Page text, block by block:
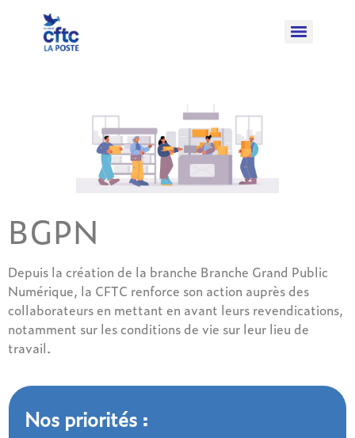
BGPN
Depuis la création de la branche Branche Grand Public
Numérique, la CFTC renforce son action auprès des
collaborateurs en mettant en avant leurs revendications,
notamment sur les conditions de vie sur leur lieu de
travail.
Nos priorités :